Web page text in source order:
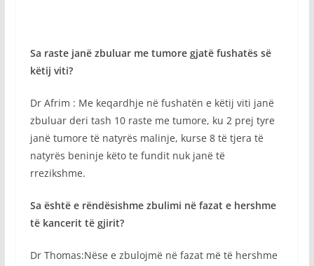
Sa raste janë zbuluar me tumore gjatë fushatës së
këtij viti?
Dr Afrim : Me keqardhje në fushatën e këtij viti janë
zbuluar deri tash 10 raste me tumore, ku 2 prej tyre
janë tumore të natyrës malinje, kurse 8 të tjera të
natyrës beninje këto te fundit nuk janë të
rrezikshme.
Sa është e rëndësishme zbulimi në fazat e hershme
të kancerit të gjirit?
Dr Thomas:Nëse e zbulojmë në fazat më të hershme